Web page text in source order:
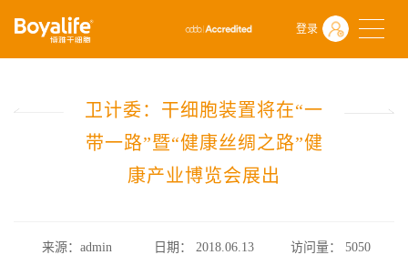
登录
首页 什么是干细胞
行业政策
卫计委：干细胞装置将在“一带一路”暨“健康丝绸之路”健康产业博览
卫计委：干细胞装置将在“一
带一路”暨“健康丝绸之路”健
康产业博览会展出
来源：admin 日期： 2018.06.13 访问量：5050